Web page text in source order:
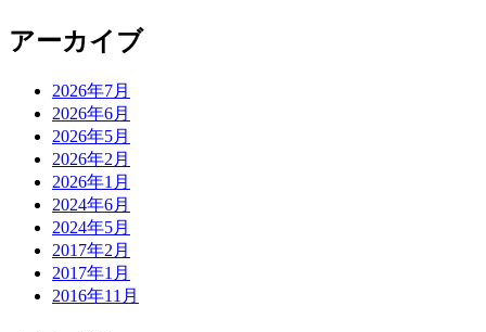
アーカイブ
2026年7月
2026年6月
2026年5月
2026年2月
2026年1月
2024年6月
2024年5月
2017年2月
2017年1月
2016年11月